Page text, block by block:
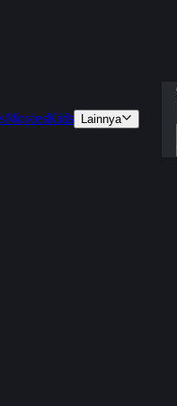
MoviesKids Lainnya